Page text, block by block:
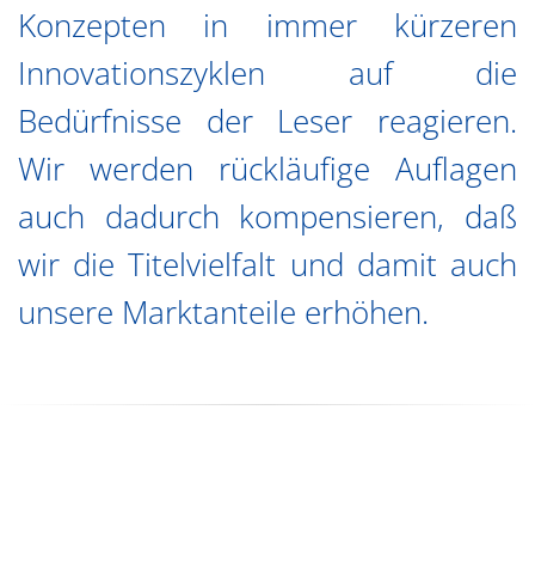
Konzepten in immer kürzeren
Innovationszyklen auf die
Bedürfnisse der Leser reagieren.
Wir werden rückläufige Auflagen
auch dadurch kompensieren, daß
wir die Titelvielfalt und damit auch
unsere Marktanteile erhöhen.